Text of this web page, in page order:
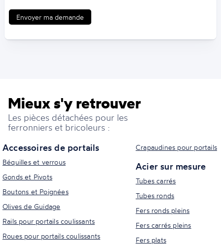
Envoyer ma demande
Mieux s'y retrouver
Les pièces détachées pour les
ferronniers et bricoleurs :
Accessoires de portails
Béquilles et verrous
Gonds et Pivots
Boutons et Poignées
Olives de Guidage
Rails pour portails coulissants
Roues pour portails coulissants
Crapaudines pour portails
Acier sur mesure
Tubes carrés
Tubes ronds
Fers ronds pleins
Fers carrés pleins
Fers plats